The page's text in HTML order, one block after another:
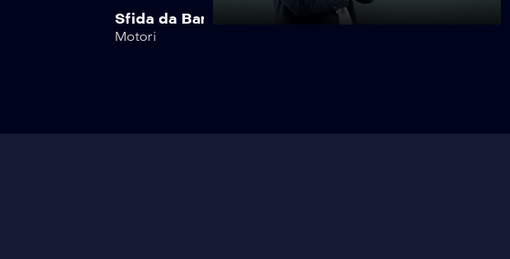
Sfida da Bar
Motori
Safe Drive